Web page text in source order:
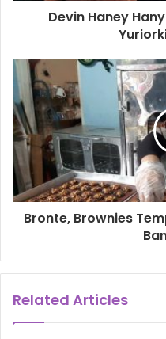
Devin Haney
Bronte, Brownies
Related Articles